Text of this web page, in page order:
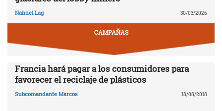
Nahuel Lag 30/03/2026
CAMPAÑAS
Francia hará pagar a los consumidores para
favorecer el reciclaje de plásticos
Subcomandante Marcos 18/08/2018